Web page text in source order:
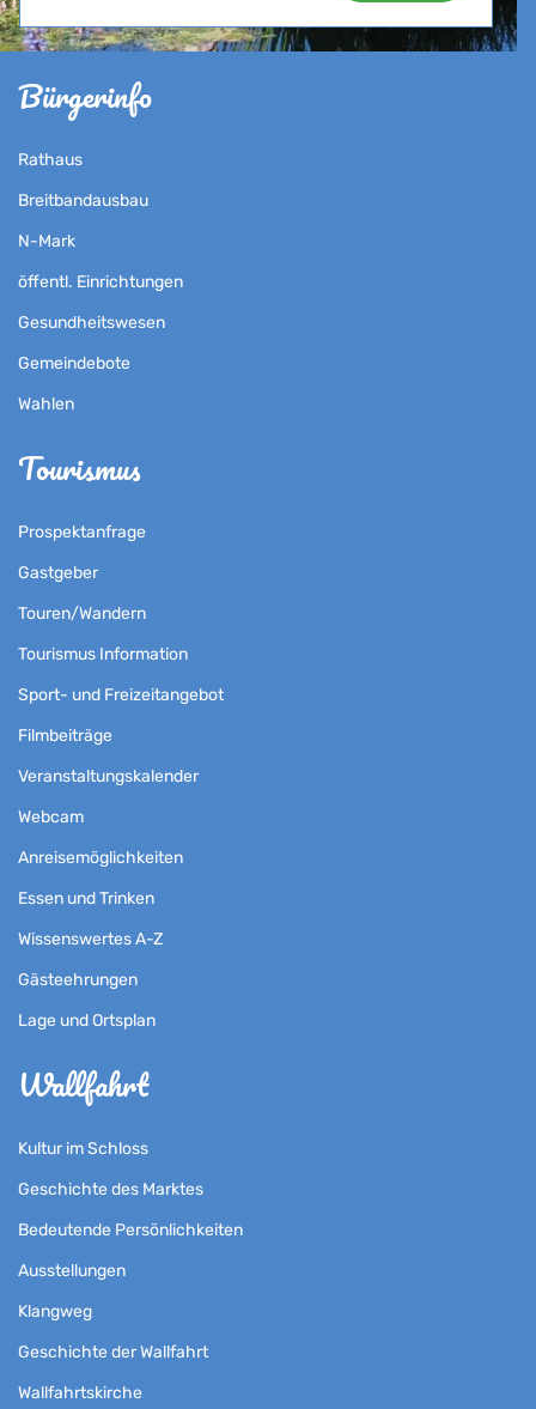
Bürgerinfo
Rathaus
Breitbandausbau
N-Mark
öffentl. Einrichtungen
Gesundheitswesen
Gemeindebote
Wahlen
Tourismus
Prospektanfrage
Gastgeber
Touren/Wandern
Tourismus Information
Sport- und Freizeitangebot
Filmbeiträge
Veranstaltungskalender
Webcam
Anreisemöglichkeiten
Essen und Trinken
Wissenswertes A-Z
Gästeehrungen
Lage und Ortsplan
Wallfahrt
Kultur im Schloss
Geschichte des Marktes
Bedeutende Persönlichkeiten
Ausstellungen
Klangweg
Geschichte der Wallfahrt
Wallfahrtskirche